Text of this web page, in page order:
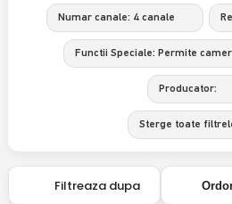
Numar canale: 4 canale
Functii Speciale: Permite
Producator:
Sterge toate
Filtreaza dupa